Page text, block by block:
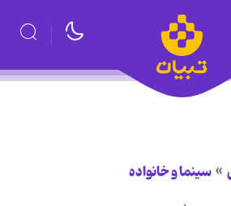
سینما و خانواده